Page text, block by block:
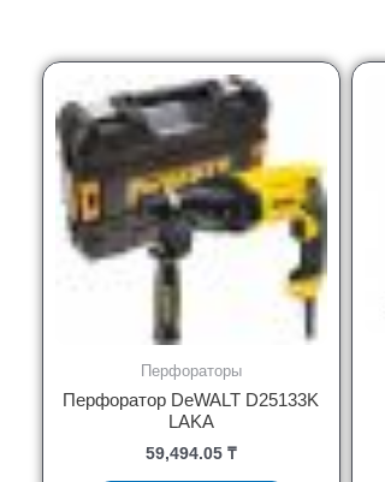
Перфораторы
Перфоратор DeWALT D25133K
LAKA
59,494.05₸